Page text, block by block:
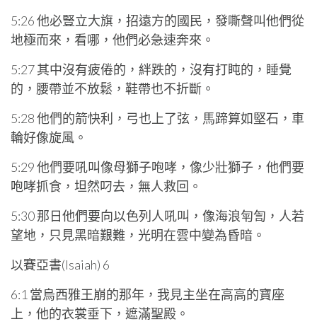
5:26 他必豎立大旗，招遠方的國民，發嘶聲叫他們從
地極而來，看哪，他們必急速奔來。
5:27 其中沒有疲倦的，絆跌的，沒有打盹的，睡覺
的，腰帶並不放鬆，鞋帶也不折斷。
5:28 他們的箭快利，弓也上了弦，馬蹄算如堅石，車
輪好像旋風。
5:29 他們要吼叫像母獅子咆哮，像少壯獅子，他們要
咆哮抓食，坦然叼去，無人救回。
5:30 那日他們要向以色列人吼叫，像海浪匉訇，人若
望地，只見黑暗艱難，光明在雲中變為昏暗。
以賽亞書(Isaiah) 6
6:1 當烏西雅王崩的那年，我見主坐在高高的寶座
上，他的衣裳垂下，遮滿聖殿。